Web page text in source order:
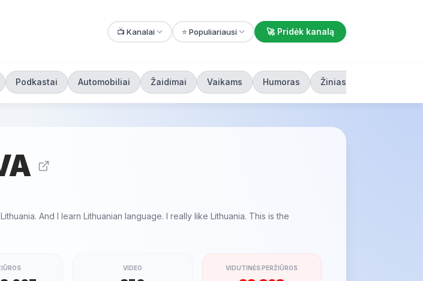
📺 Kanalai ⭐ Populiariausi 🚀 Pridėk kanalą
Podkastai Automobiliai Žaidimai Vaikams Humoras Žiniasklaida
And I learn Lithuanian language. I really like Lithuania. This is the
VIDEO VIDUTINĖS PERŽIŪROS